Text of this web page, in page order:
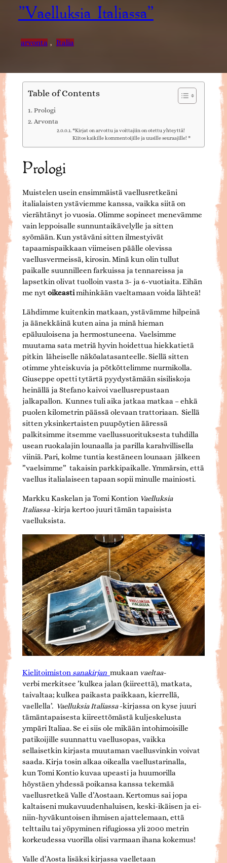
”Vaelluksia Italiassa”
arvonta , Italia
Table of Contents
Prologi
Arvonta
*Kirjat on arvottu ja voittajiin on otettu yhteyttä!
Kiitos kaikille kommentoijille ja uusille seuraajille! *
Prologi
Muistelen usein ensimmäistä vaellusretkeäni
italialaisten ystäviemme kanssa, vaikka siitä on
vierähtänyt jo vuosia. Olimme sopineet menevämme
vain leppoisalle sunnuntaikävelylle ja sitten
syömään. Kun ystäväni sitten ilmestyivät
tapaamispaikkaan viimeisen päälle olevissa
vaellusvermeissä, kirosin. Minä kun olin tullut
paikalle suunnilleen farkuissa ja tennareissa ja
lapsetkin olivat tuolloin vasta 3- ja 6-vuotiaita. Eihän
me nyt oikeastimihinkään vaeltamaan voida lähteä!
Lähdimme kuitenkin matkaan, ystävämme hilpeinä
ja äänekkäinä kuten aina ja minä hieman
epäluuloisena ja hermostuneena. Vaelsimme
muutama sata metriä hyvin hoidettua hiekkatietä
pitkin läheiselle näköalatasanteelle. Siellä sitten
otimme yhteiskuvia ja pötköttelimme nurmikolla.
Giuseppe opetti tytärtä pyydystämään sisiliskoja
heinällä ja Stefano kaivoi vaellusrepustaan
jalkapallon. Kunnes tuli aika jatkaa matkaa – ehkä
puolen kilometrin päässä olevaan trattoriaan. Siellä
sitten yksinkertaisten puupöytien ääressä
palkitsimme itsemme vaellussuorituksesta tuhdilla
usean ruokalajin lounaalla ja parilla karahvillisella
viiniä. Pari, kolme tuntia kestäneen lounaan jälkeen
”vaelsimme” takaisin parkkipaikalle. Ymmärsin, että
vaellus italialaiseen tapaan sopii minulle mainiosti.
Markku Kaskelan ja Tomi Kontion Vaelluksia
Italiassa-kirja kertoo juuri tämän tapaisista
vaelluksista.
Kielitoimiston sanakirjan mukaan vaeltaa-
verbi merkitsee ’kulkea jalan (kiireettä), matkata,
taivaltaa; kulkea paikasta paikkaan, kierrellä,
vaellella’. Vaelluksia Italiassa-kirjassa on kyse juuri
tämäntapaisesta kiireettömästä kuljeskelusta
ympäri Italiaa. Se ei siis ole mikään intohimoisille
patikoijille suunnattu vaellusopas, vaikka
sellaisetkin kirjasta muutaman vaellusvinkin voivat
saada. Kirja tosin alkaa oikealla vaellustarinalla,
kun Tomi Kontio kuvaa upeasti ja huumorilla
höystäen yhdessä poikansa kanssa tekemää
vaellusretkeä Valle d’Aostaan. Kertomus sai jopa
kaltaiseni mukavuudenhaluisen, keski-ikäisen ja ei-
niin-hyväkuntoisen ihmisen ajattelemaan, että
telttailu tai yöpyminen rifugiossa yli 2000 metrin
korkeudessa vuorilla olisi varmaan ihana kokemus!
Valle d’Aosta lisäksi kirjassa vaelletaan